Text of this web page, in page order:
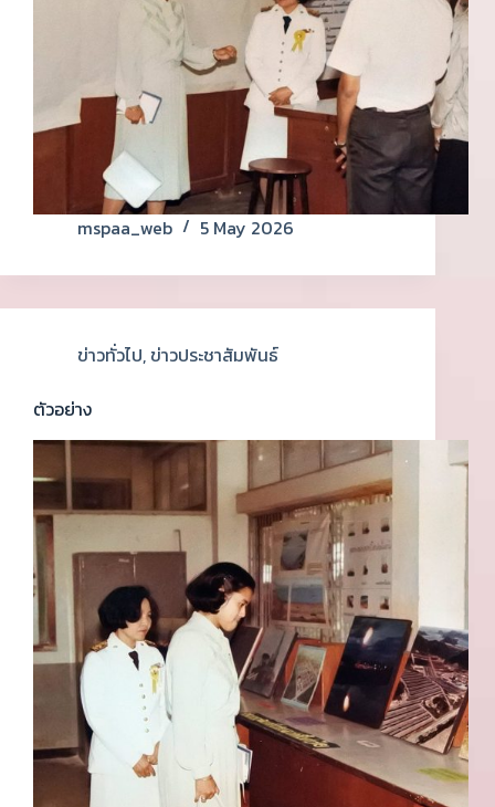
mspaa_web 5 May 2026
ข่าวทั่วไป, ข่าวประชาสัมพันธ์
ตัวอย่าง